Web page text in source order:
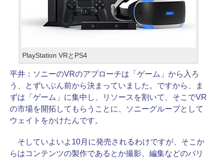
PlayStation VRとPS4
平井： ソニーのVRのアプローチは「ゲーム」から入ろ
う、とずいぶん前から決まっていました。ですから、ま
ずは「ゲーム」に集中し、リソースを割いて、そこでVR
の市場を開拓してもらうことに、ソニーグループとして
ウェイトをかけたんです。
そしていよいよ10月に発売されるわけですが、そこか
らはコンテンツの製作であるとか撮影、編集などのバリ